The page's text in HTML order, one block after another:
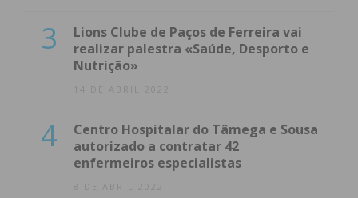
3
Lions Clube de Paços de Ferreira vai
realizar palestra «Saúde, Desporto e
Nutrição»
14 DE ABRIL 2022
4
Centro Hospitalar do Tâmega e Sousa
autorizado a contratar 42
enfermeiros especialistas
8 DE ABRIL 2022